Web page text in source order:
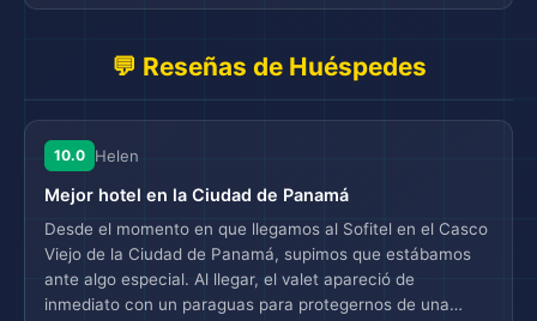
💬 Reseñas de Huéspedes
10.0 Helen
Mejor hotel en la Ciudad de Panamá
Desde el momento en que llegamos al Sofitel en el Casco
Viejo de la Ciudad de Panamá, supimos que estábamos
ante algo especial. Al llegar, el valet apareció de
inmediato con un paraguas para protegernos de una